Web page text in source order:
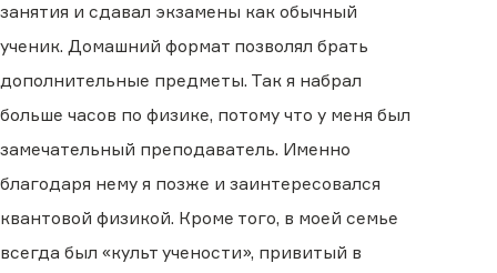
занятия и сдавал экзамены как обычный
ученик. Домашний формат позволял брать
дополнительные предметы. Так я набрал
больше часов по физике, потому что у меня был
замечательный преподаватель. Именно
благодаря нему я позже и заинтересовался
квантовой физикой. Кроме того, в моей семье
всегда был «культ учености», привитый в